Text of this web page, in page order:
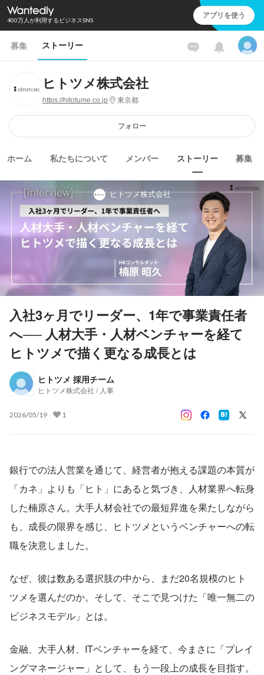
400万人が利用するビジネスSNS アプリを使う
募集 ストーリー
ヒトツメ株式会社
https://hitotume.co.jp 東京都
フォロー
ホーム 私たちについて メンバー ストーリー 募集
ヒトツメ株式会社
入社3ヶ月でリーダー、1年で事業責任者
へ── 人材大手・人材ベンチャーを経て
ヒトツメで描く更なる成長とは
ヒトツメ 採用チーム
ヒトツメ株式会社 / 人事
2026/05/19 1
銀行での法人営業を通じて、経営者が抱える課題の本質が
「カネ」よりも「ヒト」にあると気づき、人材業界へ転身
した楠原さん。大手人材会社での最短昇進を果たしながら
も、成長の限界を感じ、ヒトツメというベンチャーへの転
職を決意しました。
なぜ、彼は数ある選択肢の中から、まだ20名規模のヒト
ツメを選んだのか。そして、そこで見つけた「唯一無二の
ビジネスモデル」とは。
金融、大手人材、ITベンチャーを経て、今まさに「プレイ
ングマネージャー」として、もう一段上の成長を目指す。